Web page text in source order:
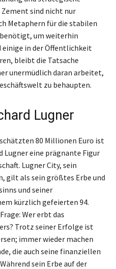
sind nicht nur
Metaphern für die stabilen
um weiterhin
einige in der Öffentlichkeit
bleibt die Tatsache
unermüdlich daran arbeitet,
zu behaupten.
Lugner
80 Millionen Euro ist
Lugner eine prägnante Figur
Lugner City, sein
gilt als sein größtes Erbe und
und seiner
kürzlich gefeierten 94.
Wer erbt das
Trotz seiner Erfolge ist
immer wieder machen
die auch seine finanziellen
sein Erbe auf der